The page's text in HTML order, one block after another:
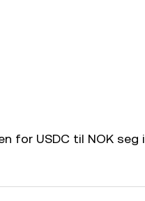
for USDC til NOK